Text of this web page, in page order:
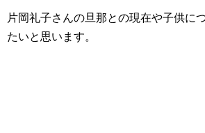
片岡礼子さんの旦那との現在や子供に
たいと思います。